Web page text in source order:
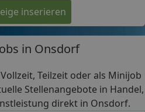
inserieren
in Onsdorf
Teilzeit oder als Minijob
Stellenangebote in Handel,
direkt in Onsdorf.